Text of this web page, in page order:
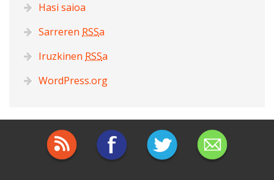
Hasi saioa
Sarreren RSSa
Iruzkinen RSSa
WordPress.org